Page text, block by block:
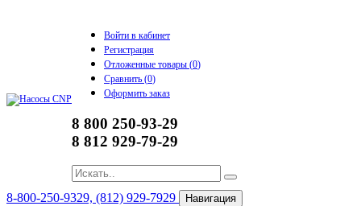
Войти в кабинет
Регистрация
Отложенные товары (0)
Сравнить (0)
Оформить заказ
8 800 250-93-29
8 812 929-79-29
8-800-250-9329, (812) 929-7929 Навигация